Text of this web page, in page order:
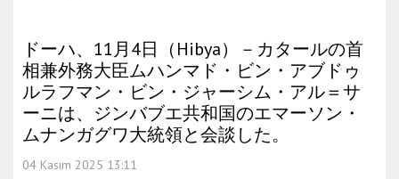
ドーハ、11月4日（Hibya）－カタールの首
相兼外務大臣ムハンマド・ビン・アブドゥ
ルラフマン・ビン・ジャーシム・アル＝サ
ーニは、ジンバブエ共和国のエマーソン・
ムナンガグワ大統領と会談した。
04 Kasım 2025 13:11